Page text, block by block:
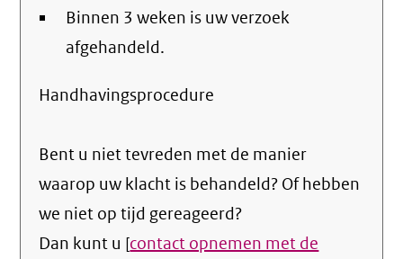
Binnen 3 weken is uw verzoek
afgehandeld.
Handhavingsprocedure
Bent u niet tevreden met de manier
waarop uw klacht is behandeld? Of hebben
we niet op tijd gereageerd?
Dan kunt u [contact opnemen met de